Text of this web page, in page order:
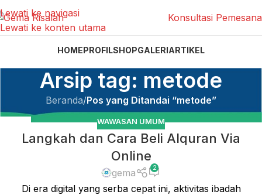
Lewati ke navigasi
Lewati ke konten utama
Konsultasi
HOMEPROFILSHOPGALERIARTIKEL
Arsip tag: metode
Beranda/Pos yang Ditandai “metode”
WAWASAN UMUM
Langkah dan Cara Beli Alquran Via
Online
gema 2
Di era digital yang serba cepat ini, aktivitas ibadah